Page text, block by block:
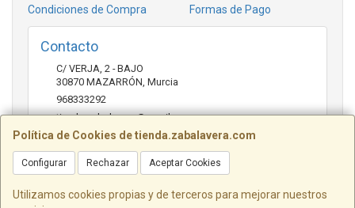
Política de Cookies de tienda.zabalavera.com
Configurar Rechazar Aceptar Cookies
Utilizamos cookies propias y de terceros para mejorar nuestros
Condiciones de Compra
Formas de Pago
Contacto
C/ VERJA, 2 - BAJO
30870 MAZARRÓN Murcia
968333292
tienda.zabalavera@gmail.com
Horario
9:30-14:00 y 17:30-20:00